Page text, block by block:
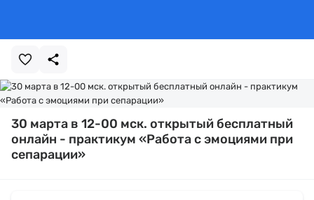
30 марта в 12-00 мск. открытый бесплатный
онлайн - практикум «Работа с эмоциями при
сепарации»